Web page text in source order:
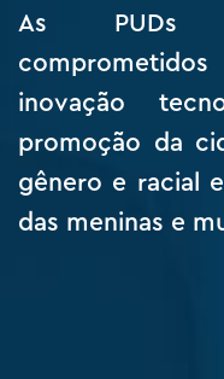
As PUDs
inovação
promoção da
gênero e racial
das meninas e